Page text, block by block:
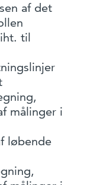
af det
til
målinger i
løbende